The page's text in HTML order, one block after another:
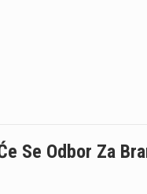
Se Odbor Za